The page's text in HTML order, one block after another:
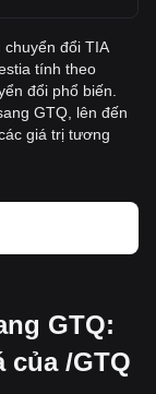
đổi TIA
tính theo
đổi phổ biến.
GTQ, lên đến
giá trị tương
GTQ:
của /GTQ